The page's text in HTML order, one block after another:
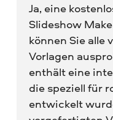
Ja, eine
Slideshow
können Sie alle
Vorlagen
enthält eine
die speziell für
entwickelt